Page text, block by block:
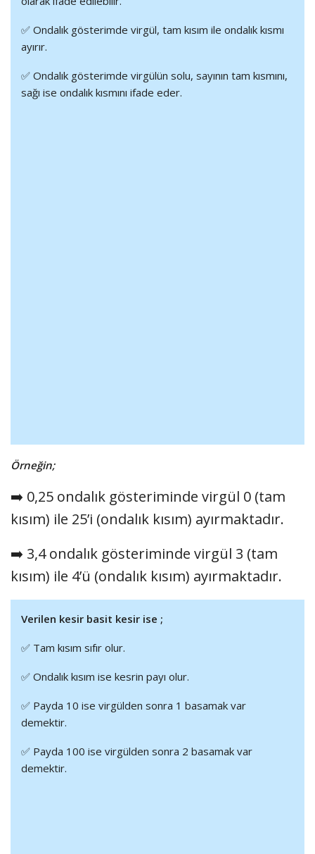
✅ Ondalık gösterimde virgül, tam kısım ile ondalık kısmı
ayırır.
✅ Ondalık gösterimde virgülün solu, sayının tam kısmını,
sağı ise ondalık kısmını ifade eder.
Örneğin;
➡️ 0,25 ondalık gösteriminde virgül 0 (tam
kısım) ile 25’i (ondalık kısım) ayırmaktadır.
➡️ 3,4 ondalık gösteriminde virgül 3 (tam
kısım) ile 4’ü (ondalık kısım) ayırmaktadır.
Verilen kesir basit kesir ise ;
✅ Tam kısım sıfır olur.
✅ Ondalık kısım ise kesrin payı olur.
✅ Payda 10 ise virgülden sonra 1 basamak var
demektir.
✅ Payda 100 ise virgülden sonra 2 basamak var
demektir.